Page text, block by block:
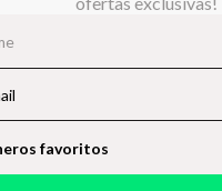
favoritos